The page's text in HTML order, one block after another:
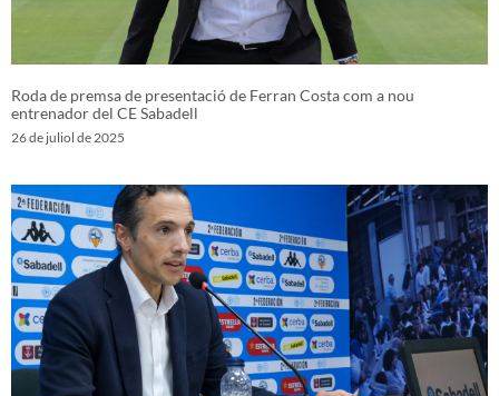
Roda de premsa de presentació de Ferran Costa com a nou
entrenador del CE Sabadell
26 de juliol de 2025